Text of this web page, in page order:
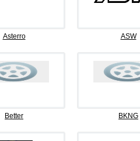
Asterro ASW
Better BKNG